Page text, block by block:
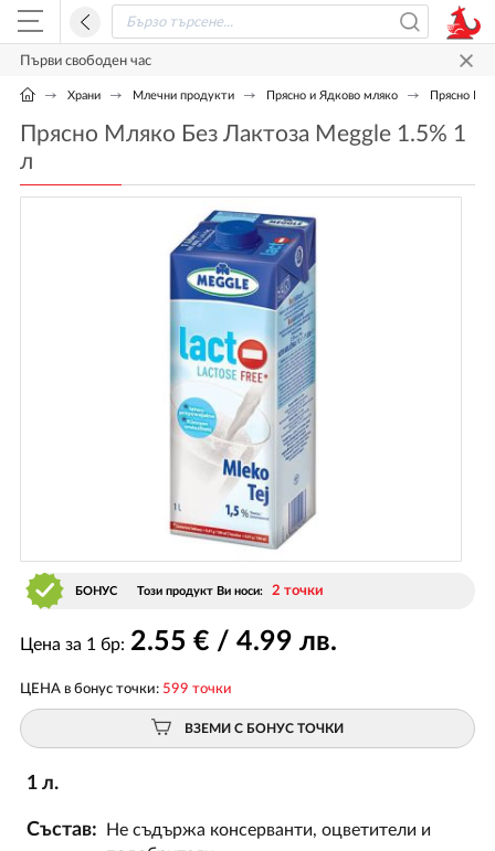
Първи свободен час
Храни Млечни продукти Прясно и Ядково мляко Прясно
Прясно Мляко Без Лактоза Meggle 1.5% 1
л
БОНУС Този продукт Ви носи: 2 точки
Цена за 1 бр: 2.55 € / 4.99 лв.
ЦЕНА в бонус точки: 599 точки
ВЗЕМИ С БОНУС ТОЧКИ
1 л.
Състав:
Не съдържа консерванти, оцветители и